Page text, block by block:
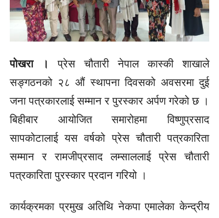
पोखरा ।
प्रेस चौतारी नेपाल कास्की शाखाले
सङ्गठनको २८ औं स्थापना दिवसको अवसरमा दुई
जना पत्रकारलाई सम्मान र पुरस्कार अर्पण गरेको छ ।
बिहीबार आयोजित समारोहमा विष्णुप्रसाद
सापकोटालाई यस वर्षको प्रेस चौतारी पत्रकारिता
सम्मान र रामजीप्रसाद लम्साललाई प्रेस चौतारी
पत्रकारिता पुरस्कार प्रदान गरियो ।
कार्यक्रमका प्रमुख अतिथि नेकपा एमालेका केन्द्रीय